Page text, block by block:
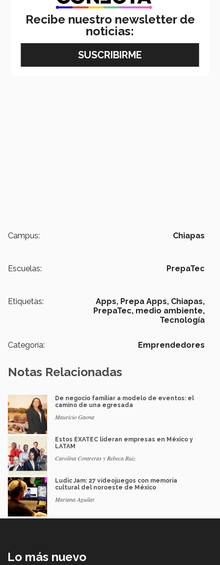
Campus: Chiapas
Escuelas: PrepaTec
Etiquetas: Apps, Prepa Apps, Chiapas,
PrepaTec, medio ambiente,
Tecnología
Categoría: Emprendedores
Notas Relacionadas
De negocio familiar a modelo de eventos: el
camino de una egresada
Mauricio Gaona
Estos EXATEC lideran empresas en México y
LATAM
Carolina Contreras y Rebeca Ruiz
Ludic Jam: 27 videojuegos con memoria
cultural del noroeste de México
Mariana Aguilar
Lo más nuevo
Recibe nuestro newsletter de
noticias: